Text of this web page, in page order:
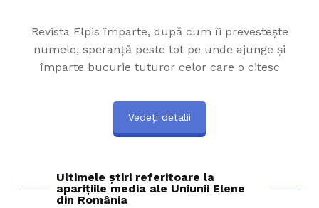
Revista Elpis împarte, după cum îi prevestește
numele, speranță peste tot pe unde ajunge și
împarte bucurie tuturor celor care o citesc
Vedeți detalii
Ultimele știri referitoare la
aparițiile media ale Uniunii Elene
din România